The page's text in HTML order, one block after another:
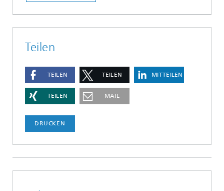
Teilen
TEILEN TEILEN MITTEILEN
TEILEN MAIL
DRUCKEN